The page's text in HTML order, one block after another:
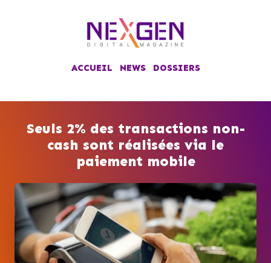
ACCUEIL NEWS DOSSIERS
Seuls 2% des transactions non-
cash sont réalisées via le
paiement mobile